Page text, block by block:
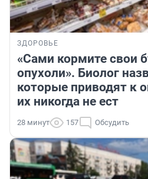
ЗДОРОВЬЕ
«Сами кормите свои
опухоли». Биолог
которые приводят к
их никогда не ест
28 минут 157 Обсудить